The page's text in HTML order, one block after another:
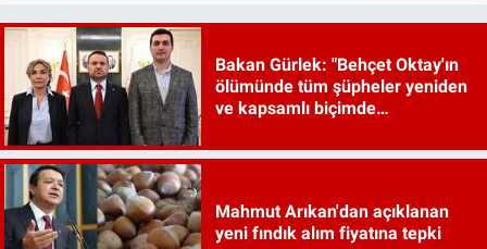
Bakan Gürlek: "Behçet Oktay'ın
ölümünde tüm şüpheler yeniden
ve kapsamlı biçimde
Mahmut Arıkan'dan açıklanan
yeni fındık alım fiyatına tepki